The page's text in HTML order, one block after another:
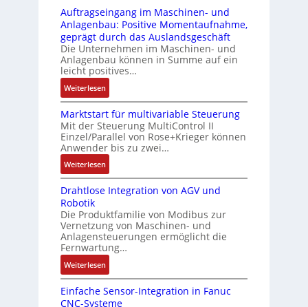
s
i
c
h
f
l
e
x
i
b
e
l
f
ü
r
i
e
A
n
w
e
n
i
e
n
4
G
u
n
d
5
G
a
u
f
e
n
R
a
s
p
b
Z
e
r
t
i
i
e
r
n
g
e
s
t
ä
t
i
g
t
u
c
k
a
u
s
g
l
e
i
c
h
s
e
m
e
n
t
e
m
i
Auftragseingang im Maschinen- und
Anlagenbau: Positive Momentaufnahme,
geprägt durch das Auslandsgeschäft
Die Unternehmen im Maschinen- und
Anlagenbau können in Summe auf ein
leicht positives…
Weiterlesen:
A
u
f
t
r
a
g
s
i
n
g
a
n
i
Marktstart für multivariable Steuerung
Mit der Steuerung MultiControl II
Einzel/Parallel von Rose+Krieger können
Anwender bis zu zwei…
Weiterlesen:
M
a
k
t
s
t
a
r
t
Drahtlose Integration von AGV und
Robotik
Die Produktfamilie von Modibus zur
Vernetzung von Maschinen- und
Anlagensteuerungen ermöglicht die
Fernwartung…
Weiterlesen:
D
r
a
Einfache Sensor-Integration in Fanuc
CNC-Systeme